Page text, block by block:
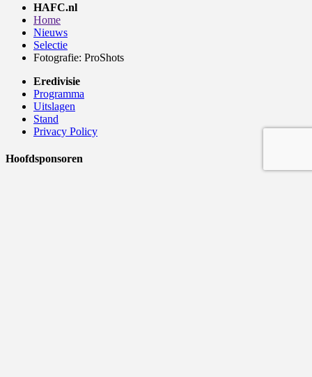
HAFC.nl
Home
Nieuws
Selectie
Fotografie: ProShots
Eredivisie
Programma
Uitslagen
Stand
Privacy Policy
Hoofdsponsoren